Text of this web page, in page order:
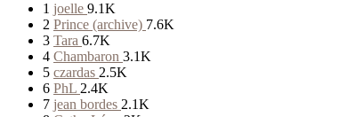
1 joelle 9.1K
2 Prince (archive) 7.6K
3 Tara 6.7K
4 Chambaron 3.1K
5 czardas 2.5K
6 PhL 2.4K
7 jean bordes 2.1K